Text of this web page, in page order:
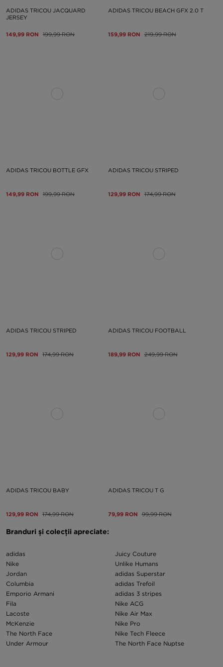
ADIDAS TRICOU JACQUARD
JERSEY
149,99 RON 199,99 RON
ADIDAS TRICOU BEACH GFX 2.0 T
159,99 RON 219,99 RON
ADIDAS TRICOU BOTTLE GFX
149,99 RON 199,99 RON
ADIDAS TRICOU STRIPED
129,99 RON 174,99 RON
ADIDAS TRICOU STRIPED
129,99 RON 174,99 RON
ADIDAS TRICOU FOOTBALL
189,99 RON 249,99 RON
ADIDAS TRICOU BABY
129,99 RON 174,99 RON
ADIDAS TRICOU T G
79,99 RON 99,99 RON
Branduri și colecții apreciate:
adidas
Nike
Jordan
Columbia
Emporio Armani
Fila
Lacoste
McKenzie
The North Face
Under Armour
Juicy Couture
Unlike Humans
adidas Superstar
adidas Trefoil
adidas 3 stripes
Nike ACG
Nike Air Max
Nike Pro
Nike Tech Fleece
The North Face Nuptse